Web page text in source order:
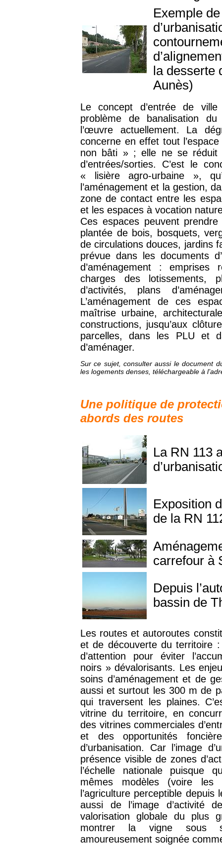
Exemple
la desserte
Aunès)
Le concept d’entrée de
problème de banalisation
l’œuvre actuellement. La
concerne en effet tout
non bâti » ; elle ne se réduit
d’entrées/sorties. C’est le
« lisière agro-urbaine »,
l’aménagement et la gestion,
zone de contact entre les
et les espaces à vocation
Ces espaces peuvent
plantée de bois, bosquets,
de circulations douces, jardins
prévue dans les documents
d’aménagement :
charges des lotissements,
d’activités, plans
L’aménagement de ces
maîtrise urbaine,
constructions, jusqu’aux
parcelles, dans les PLU et
d’aménager.
Sur ce sujet, consulter aussi le document
les logements denses, téléchargeable à
Une politique de
abords des routes
La RN 113
Exposition
de la RN
carrefour à
Depuis
bassin de
Les routes et autoroutes
et de découverte du territoire
d’attention pour éviter
noirs » dévalorisants. Les
soins d’aménagement et de
aussi et surtout les 300 m de
qui traversent les plaines.
vitrine du territoire, en
des vitrines commerciales
et des opportunités
d’urbanisation. Car l’image
présence visible de zones
l’échelle nationale puisque
mêmes modèles (voire les
l’agriculture perceptible
aussi de l’image d’activité
valorisation globale du plus
montrer la vigne sous
amoureusement soignée